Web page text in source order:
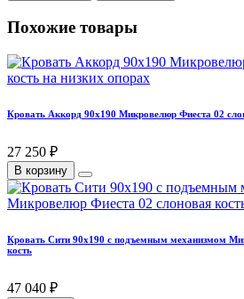
Похожие товары
Кровать Аккорд 90х190 Микровелюр Фиеста 02
27 250 ₽
В корзину
Кровать Сити 90х190 с подъемным механизмом
кость
47 040 ₽